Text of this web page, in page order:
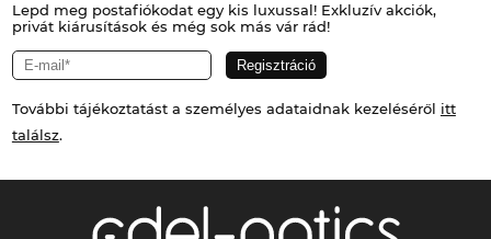
Lepd meg postafiókodat egy kis luxussal! Exkluzív akciók,
privát kiárusítások és még sok más vár rád!
További tájékoztatást a személyes adataidnak kezeléséről itt
találsz.